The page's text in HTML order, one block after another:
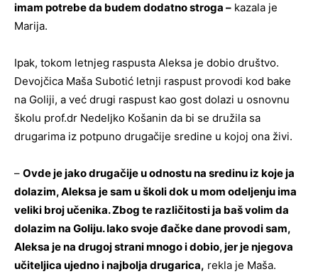
imam potrebe da budem dodatno stroga – kazala je
Marija.
Ipak, tokom letnjeg raspusta Aleksa je dobio društvo.
Devojčica Maša Subotić letnji raspust provodi kod bake
na Goliji, a već drugi raspust kao gost dolazi u osnovnu
školu prof.dr Nedeljko Košanin da bi se družila sa
drugarima iz potpuno drugačije sredine u kojoj ona živi.
– Ovde je jako drugačije u odnostu na sredinu iz koje ja
dolazim, Aleksa je sam u školi dok u mom odeljenju ima
veliki broj učenika. Zbog te različitosti ja baš volim da
dolazim na Goliju. Iako svoje đačke dane provodi sam,
Aleksa je na drugoj strani mnogo i dobio, jer je njegova
učiteljica ujedno i najbolja drugarica, rekla je Maša.